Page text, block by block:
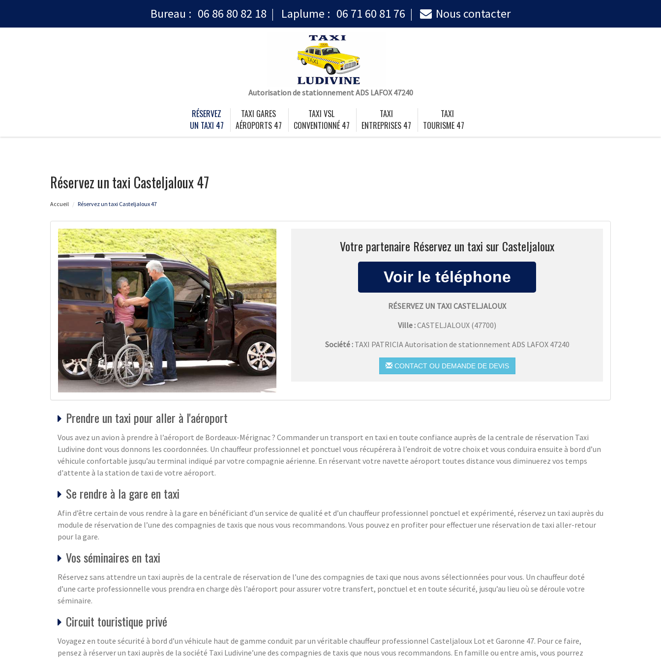
Bureau : 06 86 80 82 18 Laplume : 06 71 60 81 76 Nous contacter
Autorisation de stationnement ADS LAFOX 47240
RÉSERVEZ
UN TAXI 47
TAXI GARES
AÉROPORTS 47
TAXI VSL
CONVENTIONNÉ 47
TAXI
ENTREPRISES 47
TAXI
TOURISME 47
Réservez un taxi Casteljaloux 47
Accueil Réservez un taxi Casteljaloux 47
Votre partenaire Réservez un taxi sur Casteljaloux
RÉSERVEZ UN TAXI CASTELJALOUX
Ville :CASTELJALOUX (47700)
Société : TAXI PATRICIA Autorisation de stationnement ADS LAFOX 47240
CONTACT OU DEMANDE DE DEVIS
Prendre un taxi pour aller à l'aéroport
Vous avez un avion à prendre à l’aéroport de Bordeaux-Mérignac ? Commander un transport en taxi en toute confiance auprès de la centrale de réservation Taxi
Ludivine dont vous donnons les coordonnées. Un chauffeur professionnel et ponctuel vous récupérera à l’endroit de votre choix et vous conduira ensuite à bord d’un
véhicule confortable jusqu’au terminal indiqué par votre compagnie aérienne. En réservant votre navette aéroport toutes distance vous diminuerez vos temps
d'attente à la station de taxi de votre aéroport.
Se rendre à la gare en taxi
Afin d’être certain de vous rendre à la gare en bénéficiant d’un service de qualité et d’un chauffeur professionnel ponctuel et expérimenté, réservez un taxi auprès du
module de réservation de l’une des compagnies de taxis que nous vous recommandons. Vous pouvez en profiter pour effectuer une réservation de taxi aller-retour
pour la gare.
Vos séminaires en taxi
Réservez sans attendre un taxi auprès de la centrale de réservation de l’une des compagnies de taxi que nous avons sélectionnées pour vous. Un chauffeur doté
d’une carte professionnelle vous prendra en charge dès l’aéroport pour assurer votre transfert, ponctuel et en toute sécurité, jusqu’au lieu où se déroule votre
séminaire.
Circuit touristique privé
Voyagez en toute sécurité à bord d’un véhicule haut de gamme conduit par un véritable chauffeur professionnel Casteljaloux Lot et Garonne 47. Pour ce faire,
pensez à réserver un taxi auprès de la société Taxi Ludivine’une des compagnies de taxis que nous vous recommandons. En famille ou entre amis, vous pourrez